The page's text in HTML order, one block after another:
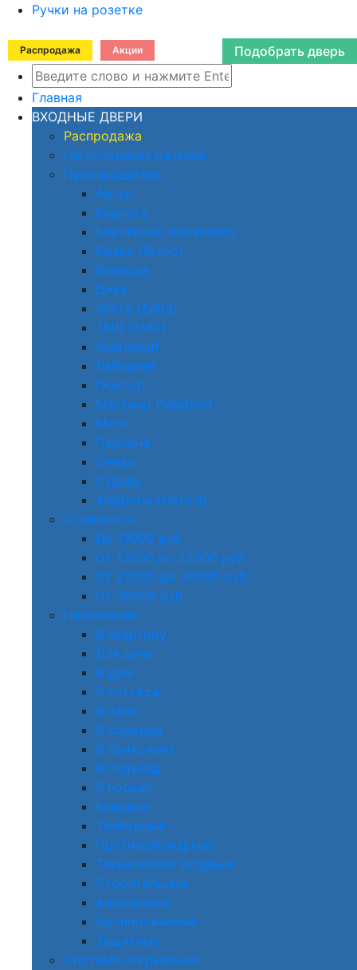
Ручки на розетке
Распродажа Акции Подобрать дверь
Главная
ВХОДНЫЕ ДВЕРИ
Распродажа
Изготовление панелей
Производитель
Аргус
Берлога
Берсеркер (Berserker)
Браво (Bravo)
Воевода
Дива
Зетта (Zetta)
ЗМД (ZMD)
Континент
Лабиринт
Люксор
Мастино (Mastino)
Меги
Персона
Снедо
Сударь
Феррони (Ferroni)
Стоимость
До 13000 руб
От 13000 до 22000 руб
От 22000 до 30000 руб
От 30000 руб
Назначение
В квартиру
Для дачи
В дом
В коттедж
В офис
В коридор
В прихожую
В подъезд
В подвал
Кодовые
Тамбурные
Противопожарные
Технические входные
Строительные
Антипаника
Бронированные
Защитные
Система открывания